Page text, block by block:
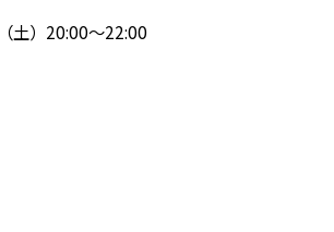
土）20:00～22:00